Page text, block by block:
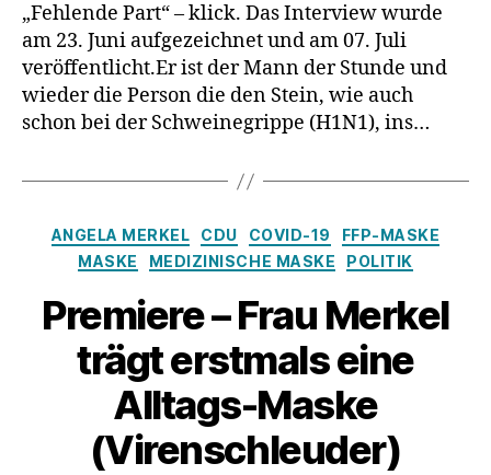
ehemaliger
SPD
Politiker)
–
aktuelles
„Fehlende Part“ – klick. Das Interview wurde
am 23. Juni aufgezeichnet und am 07. Juli
veröffentlicht.Er ist der Mann der Stunde und
wieder die Person die den Stein, wie auch
schon bei der Schweinegrippe (H1N1), ins…
Kategorien
ANGELA MERKEL CDU COVID-19
FFP-MASKE
MASKE
MEDIZINISCHE MASKE POLITIK
Premiere – Frau Merkel
trägt erstmals eine
Alltags-Maske
(Virenschleuder)